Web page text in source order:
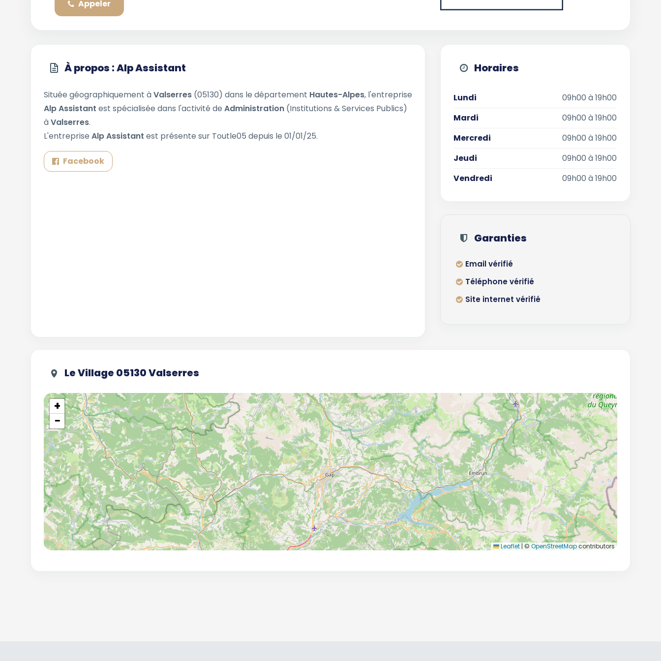
Appeler
À propos : Alp Assistant
Située géographiquement àValserres (05130) dans le département Hautes-Alpes, l'entreprise
Alp Assistant est spécialisée dans l'activité de Administration (Institutions & Services Publics)
àValserres.
L'entreprise Alp Assistant est présente sur Toutle05 depuis le 01/01/25.
Facebook
Horaires
Lundi
09h00 à 19h00
Mardi
09h00 à 19h00
Mercredi
09h00 à 19h00
Jeudi
09h00 à 19h00
Vendredi
09h00 à 19h00
Garanties
Email vérifié
Téléphone vérifié
Site internet vérifié
Le Village 05130 Valserres
+
−
Leaflet | © OpenStreetMapcontributors